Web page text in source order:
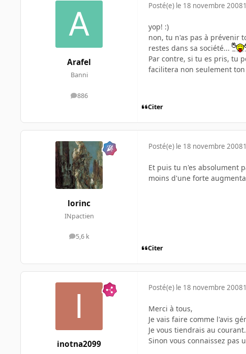
Arafel
Banni
886
messages
Posté(e) le 18 novembre 2008
yop! :)
non, tu n'as pas à prévenir
restes dans sa société...
Par contre, si tu es pris, tu
facilitera non seulement
Citer
lorinc
INpactien
5,6 k
messages
Posté(e) le 18 novembre 2008
Et puis tu n'es absolument
moins d'une forte
Citer
inotna2099
Posté(e) le 18 novembre 2008
Merci à tous,
Je vais faire comme l'avis
Je vous tiendrais au courant.
Sinon vous connaissez pas